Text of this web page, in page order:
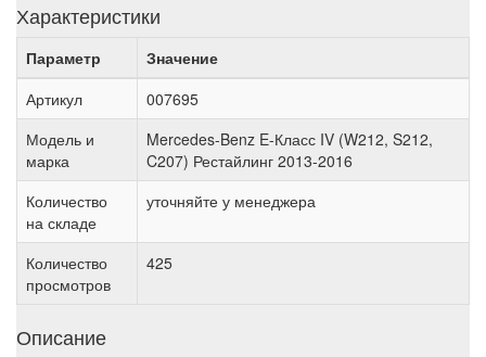
Характеристики
Параметр
Значение
Артикул
007695
Модель и
марка
Mercedes-Benz E-Класс IV (W212, S212,
C207) Рестайлинг 2013-2016
Количество
на складе
уточняйте у менеджера
Количество
просмотров
425
Описание